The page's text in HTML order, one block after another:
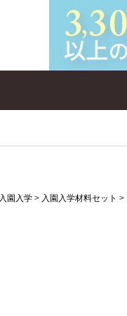
入園入学 入園入学材料セット